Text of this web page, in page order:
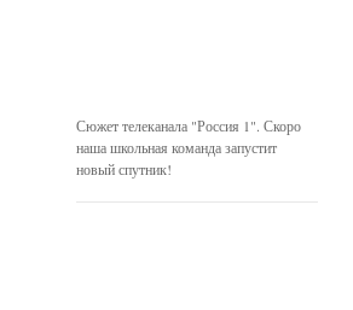
Сюжет телеканала "Россия 1". Скоро
наша школьная команда запустит
новый спутник!